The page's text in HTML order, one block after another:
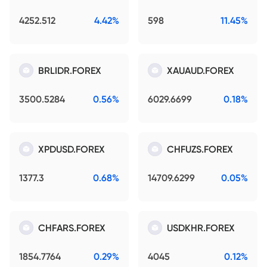
4252.512 4.42% 598 11.45%
BRLIDR.FOREX
3500.5284 0.56%
XAUAUD.FOREX
6029.6699 0.18%
XPDUSD.FOREX
1377.3 0.68%
CHFUZS.FOREX
14709.6299 0.05%
CHFARS.FOREX
1854.7764 0.29%
USDKHR.FOREX
4045 0.12%